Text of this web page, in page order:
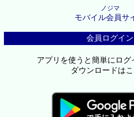
ノジマ
モバイル会員サ
会員ログイン
アプリを使うと簡単にログ
ダウンロードは